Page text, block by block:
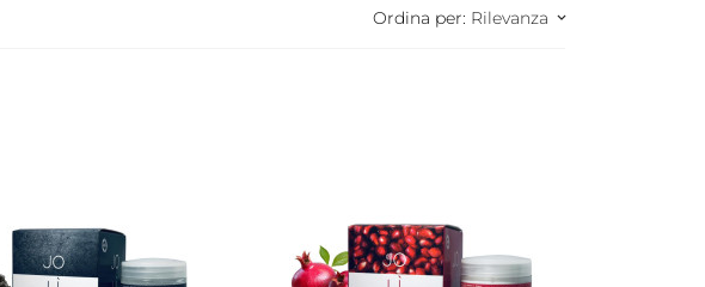
Ordina per: Rilevanza keyboard_arrow_down